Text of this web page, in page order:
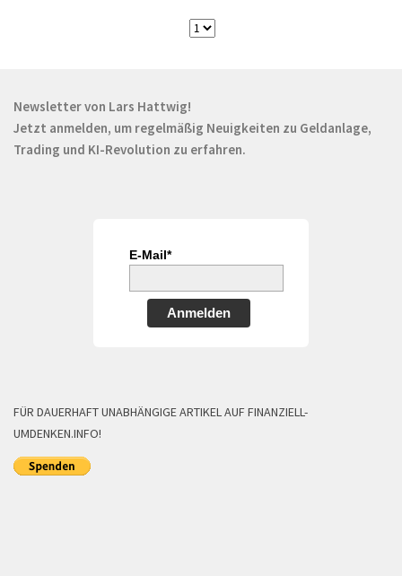
Newsletter von Lars Hattwig!
Jetzt anmelden, um regelmäßig Neuigkeiten zu Geldanlage,
Trading und KI-Revolution zu erfahren.
E-Mail*
Anmelden
FÜR DAUERHAFT UNABHÄNGIGE ARTIKEL AUF FINANZIELL-
UMDENKEN.INFO!